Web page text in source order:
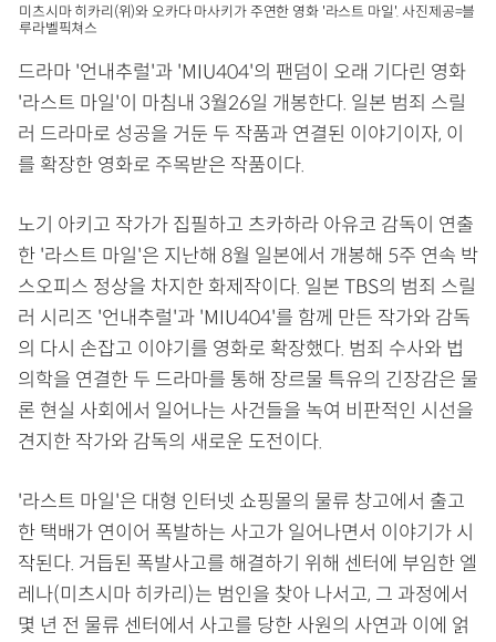
미츠시마 히카리(위)와 오카다 마사키가 주연한 영화 '라스트 마일'. 사진제공=블
루라벨픽쳐스
드라마 '언내추럴'과 'MIU404'의 팬덤이 오래 기다린 영화
'라스트 마일'이 마침내 3월26일 개봉한다. 일본 범죄 스릴
러 드라마로 성공을 거둔 두 작품과 연결된 이야기이자, 이
를 확장한 영화로 주목받은 작품이다.
노기 아키고 작가가 집필하고 츠카하라 아유코 감독이 연출
한 '라스트 마일'은 지난해 8월 일본에서 개봉해 5주 연속 박
스오피스 정상을 차지한 화제작이다. 일본 TBS의 범죄 스릴
러 시리즈 '언내추럴'과 'MIU404'를 함께 만든 작가와 감독
의 다시 손잡고 이야기를 영화로 확장했다. 범죄 수사와 법
의학을 연결한 두 드라마를 통해 장르물 특유의 긴장감은 물
론 현실 사회에서 일어나는 사건들을 녹여 비판적인 시선을
견지한 작가와 감독의 새로운 도전이다.
'라스트 마일'은 대형 인터넷 쇼핑몰의 물류 창고에서 출고
한 택배가 연이어 폭발하는 사고가 일어나면서 이야기가 시
작된다. 거듭된 폭발사고를 해결하기 위해 센터에 부임한 엘
레나(미츠시마 히카리)는 범인을 찾아 나서고, 그 과정에서
몇 년 전 물류 센터에서 사고를 당한 사원의 사연과 이에 얽